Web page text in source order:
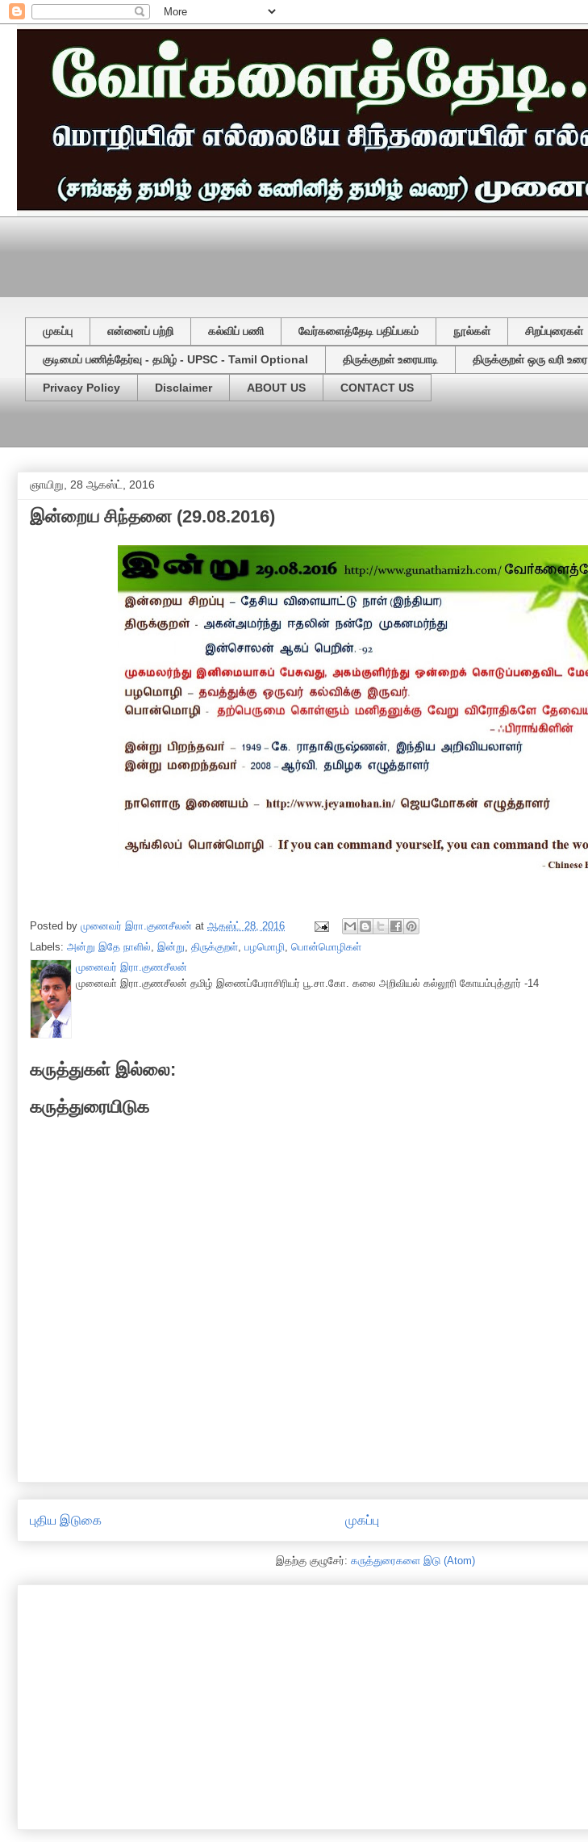
முகப்பு என்னைப் பற்றி கல்விப் பணி வேர்களைத்தேடி பதிப்பகம் நூல்கள் சிறப்புரைகள்
குடிமைப் பணித்தேர்வு - தமிழ் - UPSC - Tamil Optional திருக்குறள் உரையாடி திருக்குறள் ஒரு வரி உரை
Privacy Policy Disclaimer ABOUT US CONTACT US
ஞாயிறு, 28 ஆகஸ்ட், 2016
இன்றைய சிந்தனை (29.08.2016)
Posted by முனைவர் இரா.குணசீலன் at ஆகஸ்ட் 28, 2016
Labels: அன்று இதே நாளில், இன்று, திருக்குறள், பழமொழி, பொன்மொழிகள்
முனைவர் இரா.குணசீலன்
முனைவா் இரா.குணசீலன் தமிழ் இணைப்பேராசிரியர் பூ.சா.கோ. கலை அறிவியல் கல்லூரி கோயம்புத்தூர் -14
கருத்துகள் இல்லை:
கருத்துரையிடுக
புதிய இடுகை முகப்பு
இதற்கு குழுசேர்: கருத்துரைகளை இடு (Atom)